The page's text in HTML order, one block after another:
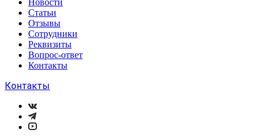
Новости
Статьи
Отзывы
Сотрудники
Реквизиты
Вопрос-ответ
Контакты
Контакты